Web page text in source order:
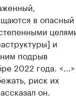
в опасный
и
подрыв
2022 года.
риск их
он.